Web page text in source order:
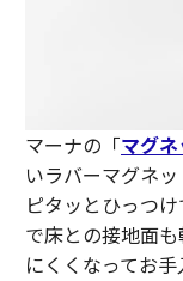
マーナの「マグ
いラバーマグネ
ピタッとひっつ
で床との接地面
にくくなってお